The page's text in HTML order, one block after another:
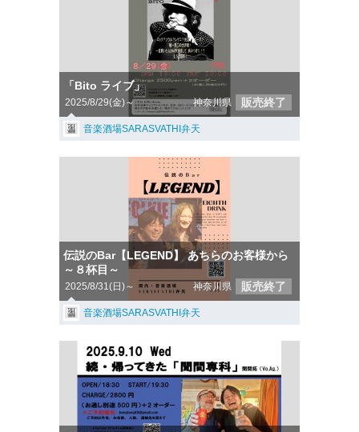
「Bito ライブ」
2025/8/29(金)～ 神奈川県 販売終了
音楽酒場SARASVATHI弁天
伝説のBar【LEGEND】 あちらのお客様から
～８杯目～
2025/8/31(日)～ 神奈川県 販売終了
音楽酒場SARASVATHI弁天